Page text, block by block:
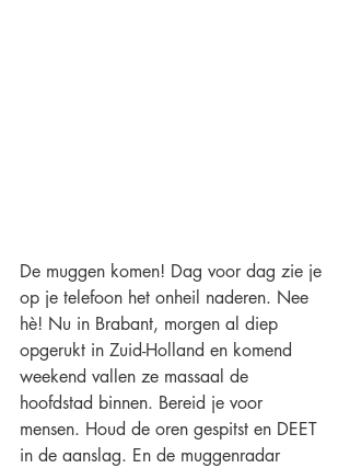
De muggen komen! Dag voor dag zie je
op je telefoon het onheil naderen. Nee
hè! Nu in Brabant, morgen al diep
opgerukt in Zuid-Holland en komend
weekend vallen ze massaal de
hoofdstad binnen. Bereid je voor
mensen. Houd de oren gespitst en DEET
in de aanslag. En de muggenradar